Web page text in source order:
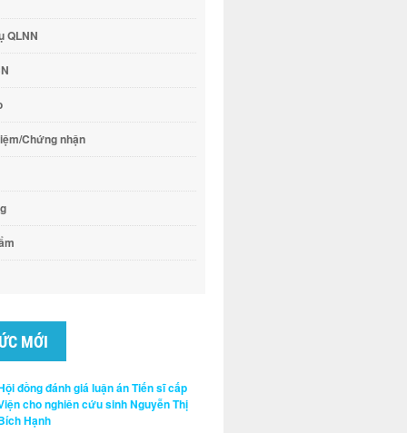
QLNN
Chứng nhận
MỚI
đồng đánh giá luận án Tiến sĩ cấp
cho nghiên cứu sinh Nguyễn Thị
Hạnh